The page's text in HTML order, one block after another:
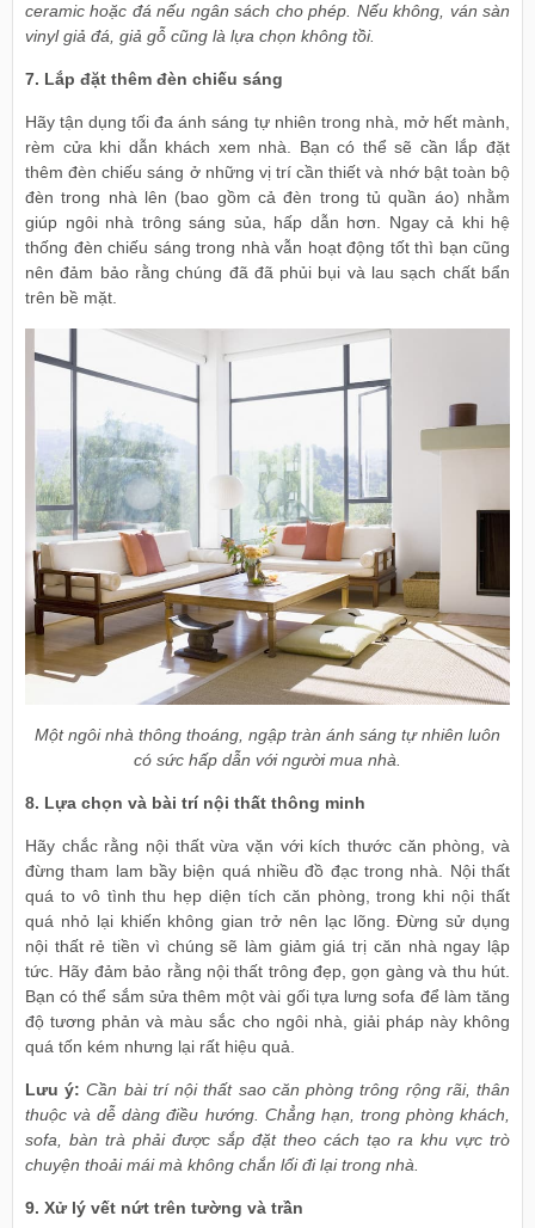
ceramic hoặc đá nếu ngân sách cho phép. Nếu không, ván sàn
vinyl giả đá, giả gỗ cũng là lựa chọn không tồi.
7. Lắp đặt thêm đèn chiếu sáng
Hãy tận dụng tối đa ánh sáng tự nhiên trong nhà, mở hết mành,
rèm cửa khi dẫn khách xem nhà. Bạn có thể sẽ cần lắp đặt
thêm đèn chiếu sáng ở những vị trí cần thiết và nhớ bật toàn bộ
đèn trong nhà lên (bao gồm cả đèn trong tủ quần áo) nhằm
giúp ngôi nhà trông sáng sủa, hấp dẫn hơn. Ngay cả khi hệ
thống đèn chiếu sáng trong nhà vẫn hoạt động tốt thì bạn cũng
nên đảm bảo rằng chúng đã đã phủi bụi và lau sạch chất bẩn
trên bề mặt.
Một ngôi nhà thông thoáng, ngập tràn ánh sáng tự nhiên luôn
có sức hấp dẫn với người mua nhà.
8. Lựa chọn và bài trí nội thất thông minh
Hãy chắc rằng nội thất vừa vặn với kích thước căn phòng, và
đừng tham lam bầy biện quá nhiều đồ đạc trong nhà. Nội thất
quá to vô tình thu hẹp diện tích căn phòng, trong khi nội thất
quá nhỏ lại khiến không gian trở nên lạc lõng. Đừng sử dụng
nội thất rẻ tiền vì chúng sẽ làm giảm giá trị căn nhà ngay lập
tức. Hãy đảm bảo rằng nội thất trông đẹp, gọn gàng và thu hút.
Bạn có thể sắm sửa thêm một vài gối tựa lưng sofa để làm tăng
độ tương phản và màu sắc cho ngôi nhà, giải pháp này không
quá tốn kém nhưng lại rất hiệu quả.
Lưu ý: Cần bài trí nội thất sao căn phòng trông rộng rãi, thân
thuộc và dễ dàng điều hướng. Chẳng hạn, trong phòng khách,
sofa, bàn trà phải được sắp đặt theo cách tạo ra khu vực trò
chuyện thoải mái mà không chắn lối đi lại trong nhà.
9. Xử lý vết nứt trên tường và trần